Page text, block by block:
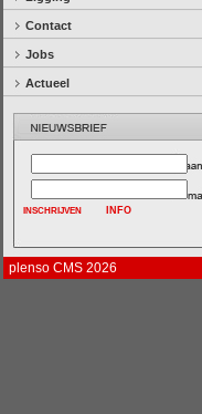
Contact
Jobs
Actueel
INFO
plenso CMS 2026